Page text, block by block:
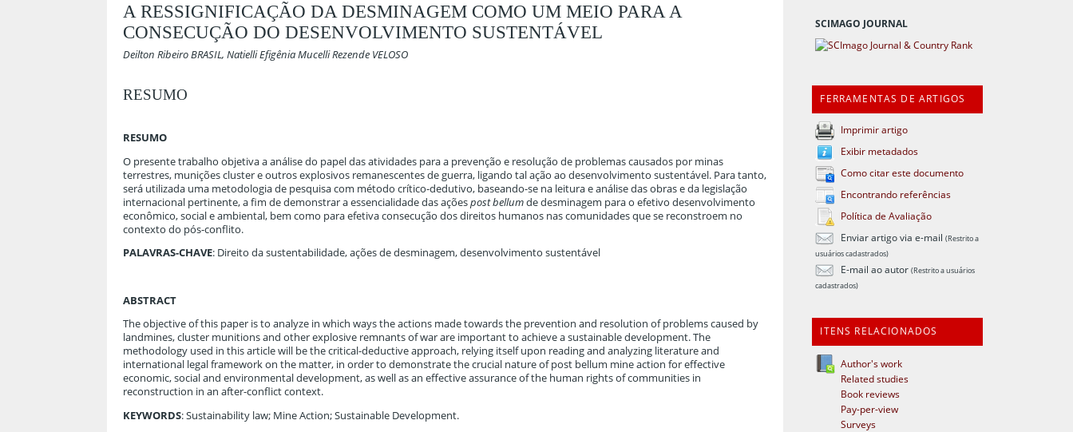
SCIMAGO JOURNAL
FERRAMENTAS DE ARTIGOS
Imprimir artigo
Exibir metadados
Como citar este documento
Encontrando referências
Política de Avaliação
Enviar artigo via e-mail(Restrito a
usuários cadastrados)
E-mail ao autor(Restrito a usuários
cadastrados)
ITENS RELACIONADOS
Author's work
Related studies
Book reviews
Pay-per-view
Surveys
A RESSIGNIFICAÇÃO DA DESMINAGEM COMO UM MEIO PARA A
CONSECUÇÃO DO DESENVOLVIMENTO SUSTENTÁVEL
Deilton Ribeiro BRASIL, Natielli Efigênia Mucelli Rezende VELOSO
RESUMO
RESUMO
O presente trabalho objetiva a análise do papel das atividades para a prevenção e resolução de problemas causados por minas
terrestres, munições cluster e outros explosivos remanescentes de guerra, ligando tal ação ao desenvolvimento sustentável. Para tanto,
será utilizada uma metodologia de pesquisa com método crítico-dedutivo, baseando-se na leitura e análise das obras e da legislação
internacional pertinente, a fim de demonstrar a essencialidade das açõespost bellumde desminagem para o efetivo desenvolvimento
econômico, social e ambiental, bem como para efetiva consecução dos direitos humanos nas comunidades que se reconstroem no
contexto do pós-conflito.
PALAVRAS-CHAVE: Direito da sustentabilidade, ações de desminagem, desenvolvimento sustentável
ABSTRACT
The objective of this paper is to analyze in which ways the actions made towards the prevention and resolution of problems caused by
landmines, cluster munitions and other explosive remnants of war are important to achieve a sustainable development. The
methodology used in this article will be the critical-deductive approach, relying itself upon reading and analyzing literature and
international legal framework on the matter, in order to demonstrate the crucial nature of post bellum mine action for effective
economic, social and environmental development, as well as an effective assurance of the human rights of communities in
reconstruction in an after-conflict context.
KEYWORDS: Sustainability law; Mine Action; Sustainable Development.